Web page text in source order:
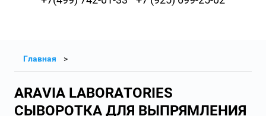
Главная
ARAVIA LABORATORIES
СЫВОРОТКА ДЛЯ ВЫПРЯМЛЕНИЯ